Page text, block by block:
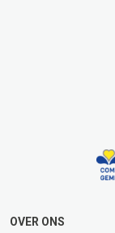
OVER ONS